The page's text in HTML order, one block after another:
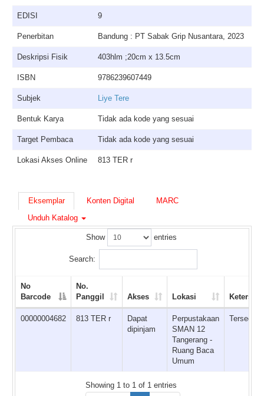
EDISI 9
Penerbitan Bandung : PT Sabak Grip Nusantara, 2023
Deskripsi Fisik 403hlm ;20cm x 13.5cm
ISBN 9786239607449
Subjek Liye Tere
Bentuk Karya Tidak ada kode yang sesuai
Target Pembaca Tidak ada kode yang sesuai
Lokasi Akses Online 813 TER r
Eksemplar Konten Digital
MARC
Unduh Katalog
Show entries
Search:
No
Barcode
No.
Panggil
Akses Lokasi
00000004682 813 TER r
Dapat
dipinjam
Perpustakaan
SMAN 12
Tangerang -
Ruang Baca
Umum
Tersedia
Showing 1 to 1 of 1 entries